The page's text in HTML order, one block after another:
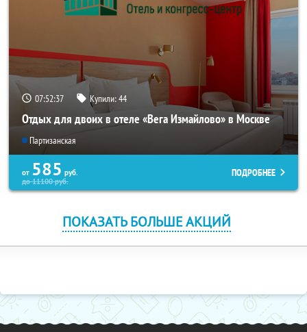
07:52:37 Купили:44
Отдых для двоих в отеле «Вега Измайлово» в Москве
Партизанская
от 585 руб.
до11100руб.
ПОДРОБНЕЕ
ПОКАЗАТЬ БОЛЬШЕ АКЦИЙ